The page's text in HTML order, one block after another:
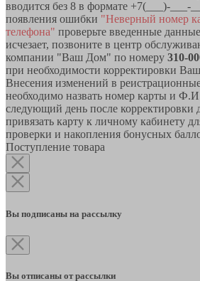
вводится без 8 в формате +7(___)-___-
появления ошибки "Неверный номер
телефона" проверьте введенные
исчезает, позвоните в центр
компании "Ваш Дом" по номеру 310-
при необходимости корректировки
Внесения изменений в
необходимо назвать номер карты и
следующий день после
привязать карту к личному кабинету
проверки и накопления бонусных
Поступление товара
Вы подписаны на рассылку
Вы отписаны от рассылки